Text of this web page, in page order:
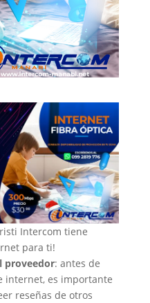
Intercom tiene
para ti!
proveedor: antes de
internet, es importante
reseñas de otros